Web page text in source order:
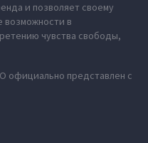
и позволяет своему
возможности в
чувства свободы,
официально представлен с